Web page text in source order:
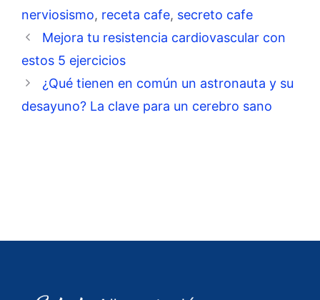
nerviosismo, receta cafe, secreto cafe
Mejora tu resistencia cardiovascular con
estos 5 ejercicios
¿Qué tienen en común un astronauta y su
desayuno? La clave para un cerebro sano